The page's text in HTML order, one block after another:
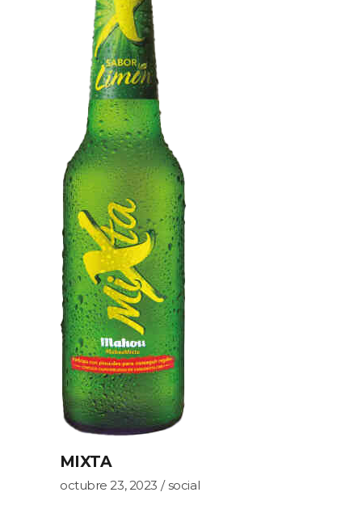
MIXTA
octubre 23, 2023 social